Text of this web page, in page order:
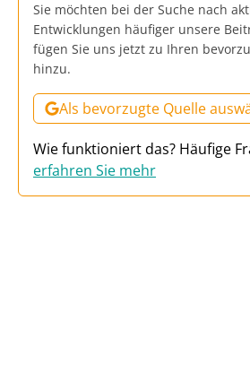
Sie möchten bei der Suche nach
Entwicklungen häufiger unsere
fügen Sie uns jetzt zu Ihren
hinzu.
Als bevorzugte Quelle
Wie funktioniert das? Häufige
erfahren Sie mehr